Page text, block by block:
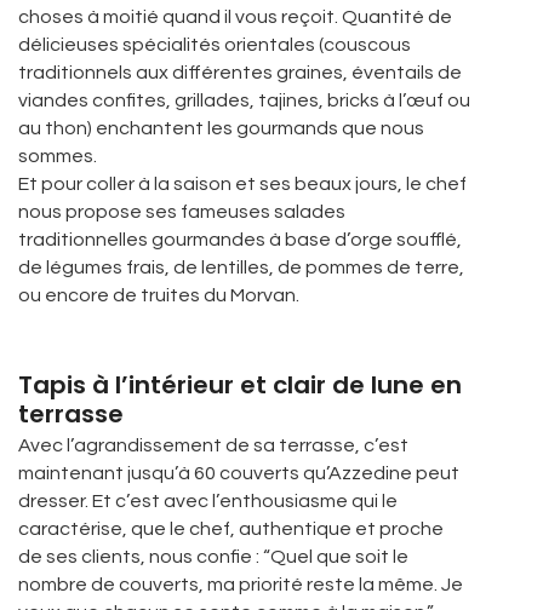
choses à moitié quand il vous reçoit. Quantité de
délicieuses spécialités orientales (couscous
traditionnels aux différentes graines, éventails de
viandes confites, grillades, tajines, bricks à l’œuf ou
au thon) enchantent les gourmands que nous
sommes.
Et pour coller à la saison et ses beaux jours, le chef
nous propose ses fameuses salades
traditionnelles gourmandes à base d’orge soufflé,
de légumes frais, de lentilles, de pommes de terre,
ou encore de truites du Morvan.
Tapis à l’intérieur et clair de lune en
terrasse
Avec l’agrandissement de sa terrasse, c’est
maintenant jusqu’à 60 couverts qu’Azzedine peut
dresser. Et c’est avec l’enthousiasme qui le
caractérise, que le chef, authentique et proche
de ses clients, nous confie : “Quel que soit le
nombre de couverts, ma priorité reste la même. Je